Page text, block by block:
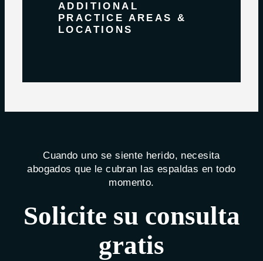
ADDITIONAL
PRACTICE AREAS &
LOCATIONS
Cuando uno se siente herido, necesita
abogados que le cubran las espaldas en todo
momento.
Solicite su consulta
gratis